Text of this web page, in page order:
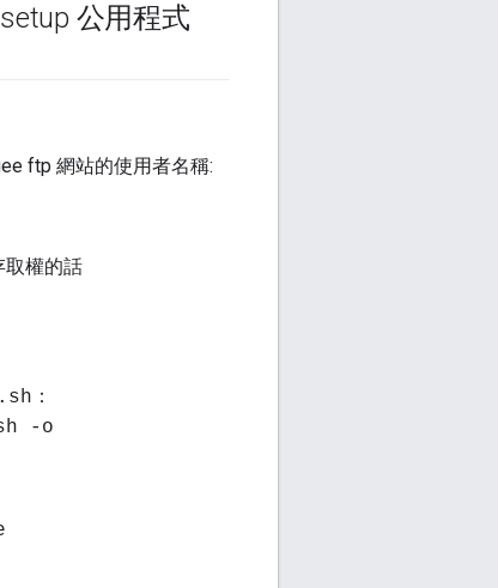
公用程式
ftp 網站的使用者名稱:
取權的話
：
-o